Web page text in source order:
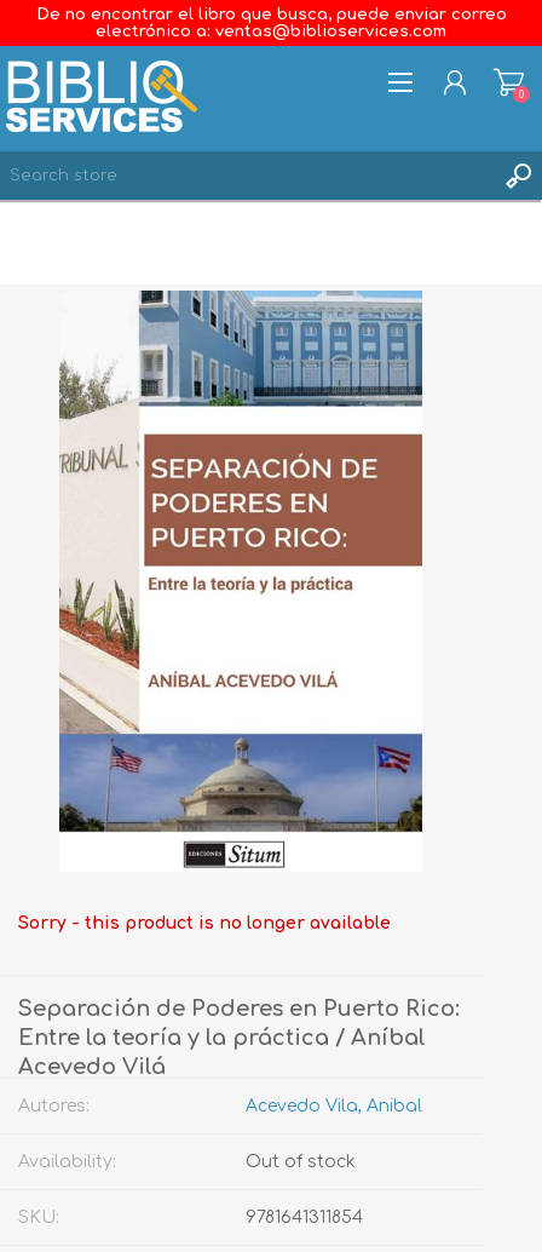
De no encontrar el libro que busca, puede enviar correo
electrónico a: ventas@biblioservices.com
0
Sorry - this product is no longer available
Separación de Poderes en Puerto Rico:
Entre la teoría y la práctica / Aníbal
Acevedo Vilá
Autores: Acevedo Vila, Anibal
Availability: Out of stock
SKU: 9781641311854